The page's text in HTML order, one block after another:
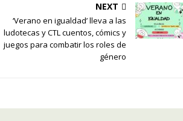
NEXT
‘Verano en igualdad’ lleva a las
ludotecas y CTL cuentos, cómics y
juegos para combatir los roles de
género